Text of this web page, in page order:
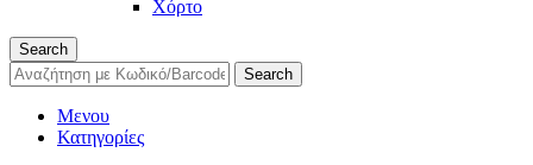
Χόρτο
Search
Search
Μενου
Κατηγορίες